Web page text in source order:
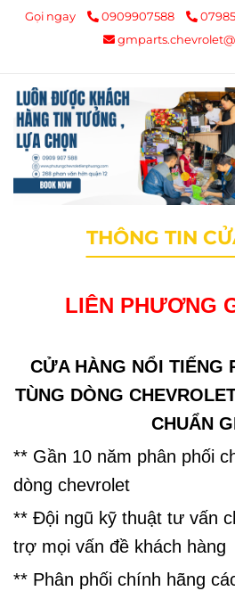
Gọi ngay 0909907588
THÔNG TIN
LIÊN PHƯƠNG
CỬA HÀNG NỔI TIẾNG
TÙNG DÒNG
CHUẨN
** Gần 10 năm phân phối
dòng chevrolet
** Đội ngũ kỹ thuật tư vấn
trợ mọi vấn đề khách hàng
** Phân phối chính hãng